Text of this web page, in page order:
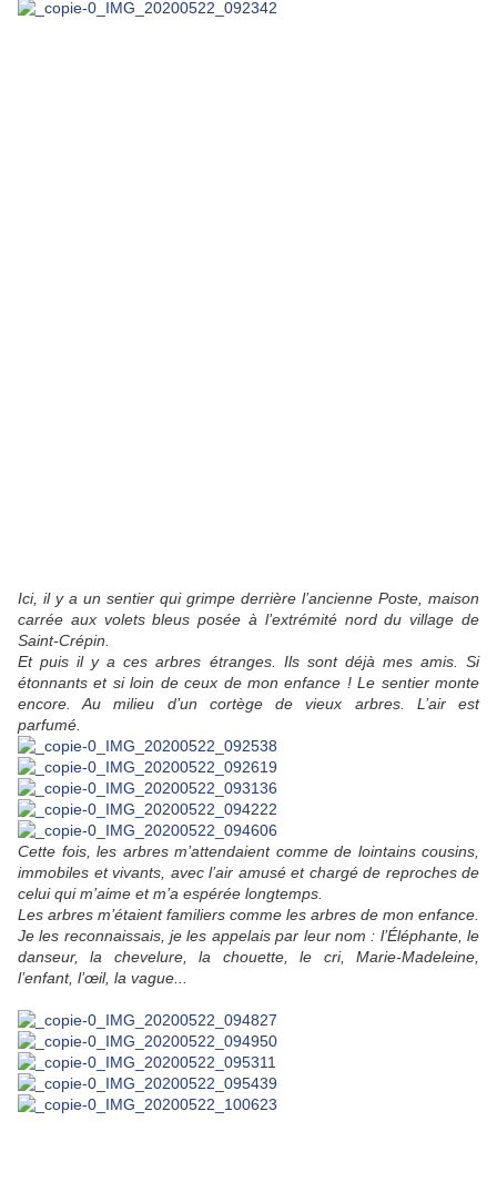
Ici, il y a un sentier qui grimpe derrière l’ancienne Poste, maison
carrée aux volets bleus posée à l’extrémité nord du village de
Saint-Crépin.
Et puis il y a ces arbres étranges. Ils sont déjà mes amis. Si
étonnants et si loin de ceux de mon enfance ! Le sentier monte
encore. Au milieu d’un cortège de vieux arbres. L’air est
parfumé.
Cette fois, les arbres m’attendaient comme de lointains cousins,
immobiles et vivants, avec l’air amusé et chargé de reproches de
celui qui m’aime et m’a espérée longtemps.
Les arbres m’étaient familiers comme les arbres de mon enfance.
Je les reconnaissais, je les appelais par leur nom : l’Éléphante, le
danseur, la chevelure, la chouette, le cri, Marie-Madeleine,
l’enfant, l’œil, la vague...